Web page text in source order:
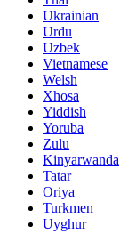
Ukrainian
Urdu
Uzbek
Vietnamese
Welsh
Xhosa
Yiddish
Yoruba
Zulu
Kinyarwanda
Tatar
Oriya
Turkmen
Uyghur